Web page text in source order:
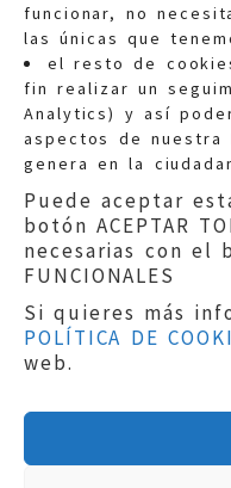
funcionar, no
las únicas que
el resto de
fin realizar un
Analytics) y así
aspectos de nuestra
genera en la
Puede aceptar
botón ACEPTAR
necesarias con el
FUNCIONALES
Si quieres más
POLÍTICA DE
web.
Quejas:
Teléfonos:
Aviso legal|
Protección de
Política de
Copyright ©